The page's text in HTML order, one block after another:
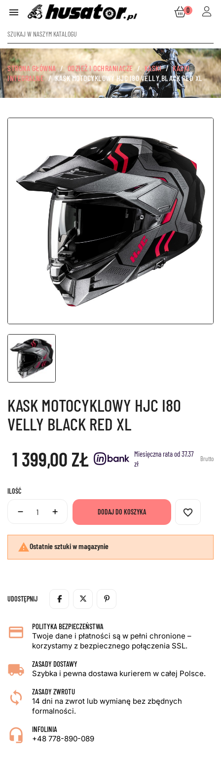
 0
STRONA GŁÓWNA ODZIEŻ I OCHRANIACZE KASKI
KASKI
INTEGRALNE
KASK MOTOCYKLOWY HJC I80 VELLY BLACK RED XL
KASK MOTOCYKLOWY HJC I80
VELLY BLACK RED XL
1 399,00 ZŁ
Miesięczna rata od 37.37
zł
Brutto
ILOŚĆ
DODAJ DO KOSZYKA favorite_border
Ostatnie sztuki w magazynie
UDOSTĘPNIJ
POLITYKA BEZPIECZEŃSTWA
Twoje dane i płatności są w pełni chronione –
korzystamy z bezpiecznego połączenia SSL.
ZASADY DOSTAWY
Szybka i pewna dostawa kurierem w całej Polsce.
ZASADY ZWROTU
14 dni na zwrot lub wymianę bez zbędnych
formalności.
INFOLINIA
+48 778-890-089